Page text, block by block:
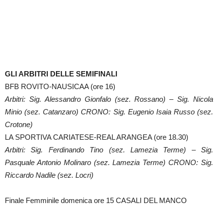
GLI ARBITRI DELLE SEMIFINALI
BFB ROVITO-NAUSICAA (ore 16)
Arbitri: Sig. Alessandro Gionfalo (sez. Rossano) – Sig. Nicola
Minio (sez. Catanzaro) CRONO: Sig. Eugenio Isaia Russo (sez.
Crotone)
LA SPORTIVA CARIATESE-REAL ARANGEA (ore 18.30)
Arbitri: Sig. Ferdinando Tino (sez. Lamezia Terme) – Sig.
Pasquale Antonio Molinaro (sez. Lamezia Terme) CRONO: Sig.
Riccardo Nadile (sez. Locri)
Finale Femminile domenica ore 15 CASALI DEL MANCO